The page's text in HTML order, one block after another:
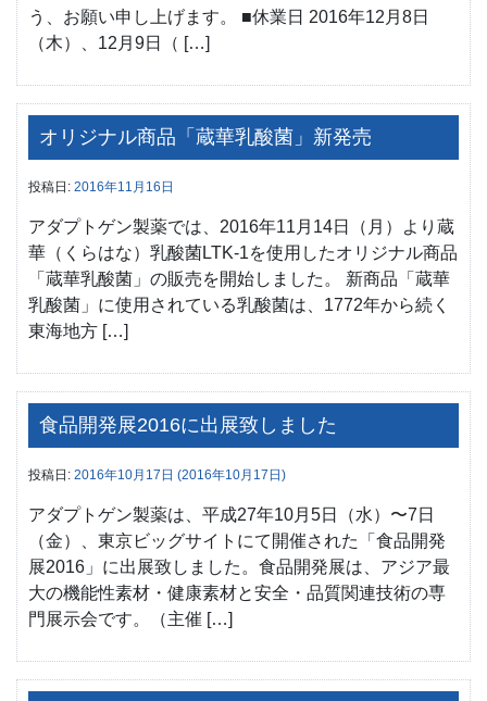
う、お願い申し上げます。 ■休業日 2016年12月8日
（木）、12月9日（ […]
オリジナル商品「蔵華乳酸菌」新発売
投稿日: 2016年11月16日
アダプトゲン製薬では、2016年11月14日（月）より蔵
華（くらはな）乳酸菌LTK-1を使用したオリジナル商品
「蔵華乳酸菌」の販売を開始しました。 新商品「蔵華
乳酸菌」に使用されている乳酸菌は、1772年から続く
東海地方 […]
食品開発展2016に出展致しました
投稿日: 2016年10月17日 (2016年10月17日)
アダプトゲン製薬は、平成27年10月5日（水）〜7日
（金）、東京ビッグサイトにて開催された「食品開発
展2016」に出展致しました。食品開発展は、アジア最
大の機能性素材・健康素材と安全・品質関連技術の専
門展示会です。（主催 […]